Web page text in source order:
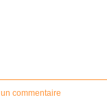
commentaire